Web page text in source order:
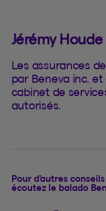
Jérémy Houde
Les assurances
par Beneva inc.
cabinet de
autorisés.
Pour d’autres
écoutez le balado